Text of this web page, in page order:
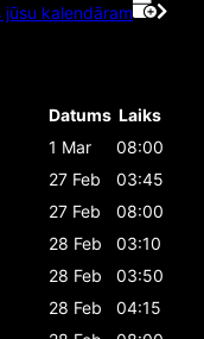
kalendāram
Datums Laiks
1 Mar
08:00
27 Feb
03:45
27 Feb
08:00
28 Feb
03:10
28 Feb
03:50
28 Feb
04:15